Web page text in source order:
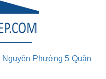
Nguyên Phường 5 Quận